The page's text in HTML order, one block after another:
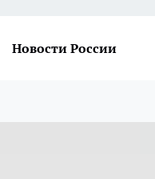
Новости России